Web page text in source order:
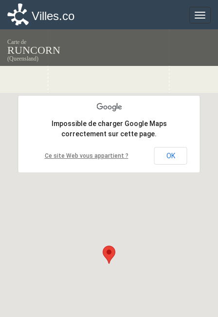
Toggle
Villes.co
Carte de
RUNCORN
(Queensland)
Impossible de charger Google Maps
correctement sur cette page.
Ce site Web vous appartient ? OK
Impossible de charger Google Maps
correctement sur cette page.
Ce site Web vous appartient ? OK
Toggle
Villes.co